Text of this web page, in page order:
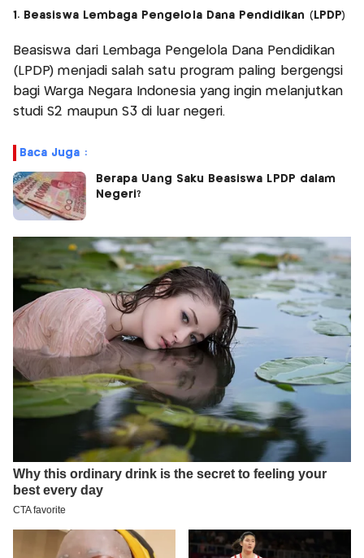
1. Beasiswa Lembaga Pengelola Dana Pendidikan (LPDP)
Beasiswa dari Lembaga Pengelola Dana Pendidikan
(LPDP) menjadi salah satu program paling bergengsi
bagi Warga Negara Indonesia yang ingin melanjutkan
studi S2 maupun S3 di luar negeri.
Baca Juga :
Berapa Uang Saku Beasiswa LPDP dalam
Negeri?